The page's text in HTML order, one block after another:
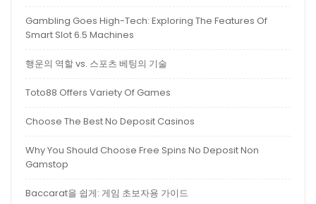
Gambling Goes High-Tech: Exploring The Features Of
Smart Slot 6.5 Machines
행운의 역할 vs. 스포츠 베팅의 기술
Toto88 Offers Variety Of Games
Choose The Best No Deposit Casinos
Why You Should Choose Free Spins No Deposit Non
Gamstop
Baccarat을 쉽게: 게임 초보자용 가이드